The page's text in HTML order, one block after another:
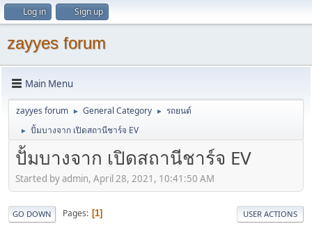
Log in Sign up
zayyes forum
Main Menu
zayyes forum ► General Category ► รถยนต์
► ปั้มบางจาก เปิดสถานีชาร์จ EV
ปั้มบางจาก เปิดสถานีชาร์จ EV
Started by admin, April 28, 2021, 10:41:50 AM
GO DOWN Pages 1 USER ACTIONS